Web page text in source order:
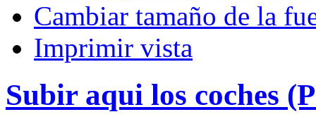
Cambiar tamaño de la
Imprimir vista
Subir aqui los coches